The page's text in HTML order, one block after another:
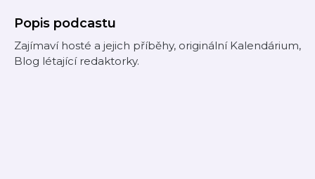
Popis podcastu
Zajímaví hosté a jejich příběhy, originální Kalendárium,
Blog létající redaktorky.